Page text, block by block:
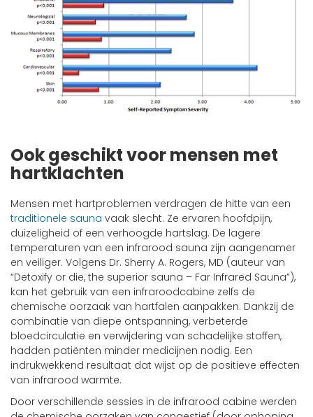
Ook geschikt voor mensen met
hartklachten
Mensen met hartproblemen verdragen de hitte van een
traditionele sauna vaak slecht. Ze ervaren hoofdpijn,
duizeligheid of een verhoogde hartslag. De lagere
temperaturen van een infrarood sauna zijn aangenamer
en veiliger. Volgens Dr. Sherry A. Rogers, MD (auteur van
“Detoxify or die, the superior sauna – Far Infrared Sauna”),
kan het gebruik van een infraroodcabine zelfs de
chemische oorzaak van hartfalen aanpakken. Dankzij de
combinatie van diepe ontspanning, verbeterde
bloedcirculatie en verwijdering van schadelijke stoffen,
hadden patiënten minder medicijnen nodig. Een
indrukwekkend resultaat dat wijst op de positieve effecten
van infrarood warmte.
Door verschillende sessies in de infrarood cabine werden